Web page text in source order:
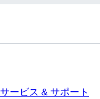
サービス & サポート